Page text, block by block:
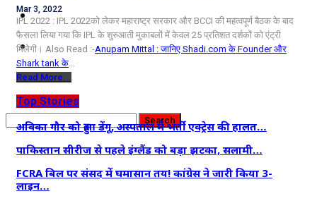
कृषि
धर्म
विज्ञान तकनीकी
Mar 3, 2022
IPL 2022 : IPL 2022को लेकर महाराष्ट्र सरकार और BCCI की महत्वपूर्ण बैठक के बाद
फैसला लिया गया कि IPL के शुरुआती मुकाबलों में केवल 25 प्रतिशत दर्शकों को एंट्री
मिलेगी। Also Read :-Anupam Mittal : जानिए Shadi.com के Founder और
Shark tank के…
Read More...
Top Stories
अविका गौर को हुआ डेंगू, अस्पताल में भर्ती एक्ट्रेस की हालत…
पाकिस्तान सीरीज से पहले इंग्लैंड को बड़ा झटका, सलामी…
FCRA बिल पर संसद में घमासान तय! कांग्रेस ने जारी किया 3-
लाइन…